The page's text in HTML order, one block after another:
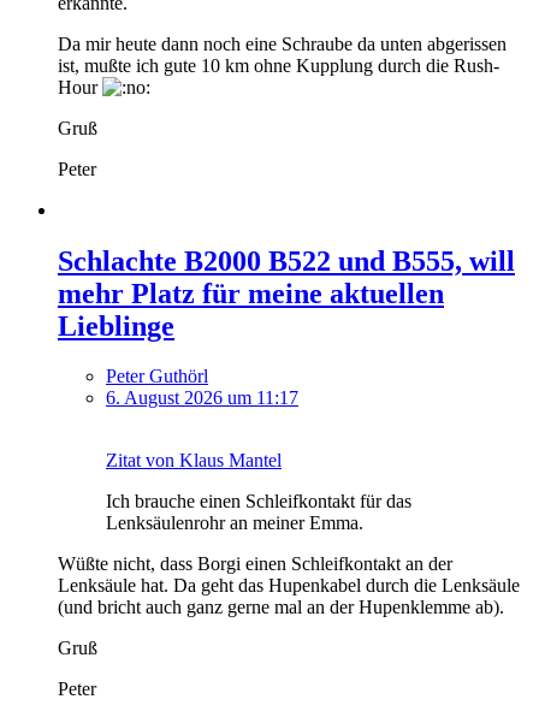
Da mir heute dann noch eine Schraube da unten abgerissen
ist, mußte ich gute 10 km ohne Kupplung durch die Rush-
Hour
Gruß
Peter
Schlachte B2000 B522 und B555, will
mehr Platz für meine aktuellen
Lieblinge
Peter Guthörl
6. August 2026 um 11:17
Zitat von Klaus Mantel
Ich brauche einen Schleifkontakt für das
Lenksäulenrohr an meiner Emma.
Wüßte nicht, dass Borgi einen Schleifkontakt an der
Lenksäule hat. Da geht das Hupenkabel durch die Lenksäule
(und bricht auch ganz gerne mal an der Hupenklemme ab).
Gruß
Peter